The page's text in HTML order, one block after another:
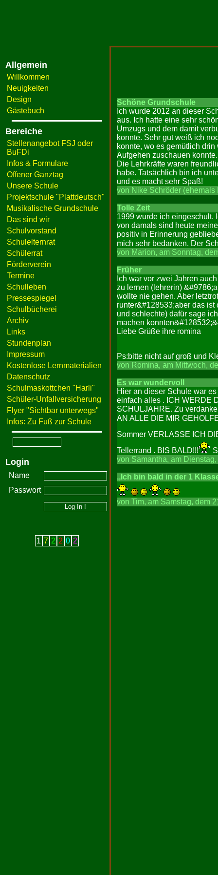
Allgemein
Willkommen
Neuigkeiten
Design
Gästebuch
Bereiche
Stellenangebot FSJ oder
BuFDi
Infos & Formulare
Offener Ganztag
Unsere Schule
Projektschule "Plattdeutsch"
Musikalische Grundschule
Das sind wir
Schulvorstand
Schulelternrat
Schülerrat
Förderverein
Termine
Schulleben
Pressespiegel
Schulbücherei
Archiv
Links
Stundenplan
Impressum
Kostenlose Lernmaterialien
Datenschutz
Schulmaskottchen "Harli"
Schüler-Unfallversicherung
Flyer "Sichtbar unterwegs"
Infos: Zu Fuß zur Schule
Login
Name
Passwort
1 7 2 2 0 2
Schöne Grundschule
Ich wurde 2012 an dieser
aus. Ich hatte eine sehr
Umzugs und dem damit
konnte. Sehr gut weiß ich
konnte, wo es gemütlich
Aufgehen zuschauen
Die Lehrkräfte waren
habe. Tatsächlich bin ich
und es macht sehr Spaß!
von Nike Schröder (ehemals
Tolle Zeit
1999 wurde ich eingeschult.
von damals sind heute
positiv in Erinnerung
mich sehr bedanken. Der
von Marion, am Sonntag,
Früher
Ich war vor zwei Jahren
zu lernen (lehrerin)
wollte nie gehen. Aber
runter&#128533;aber das
und schlechte) dafür sage
machen
Liebe Grüße ihre romina
Ps:bitte nicht auf groß und
von Romina, am Mittwoch,
Es war wundervoll
Hier an dieser Schule war
einfach alles . ICH WERDE
SCHULJAHRE. Zu
AN ALLE DIE MIR
Sommer VERLASSE ICH
Tellerrand . BIS BALD!!!
von Samantha, am
,,Ich bin bald in der 1
von Tim, am Samstag, dem